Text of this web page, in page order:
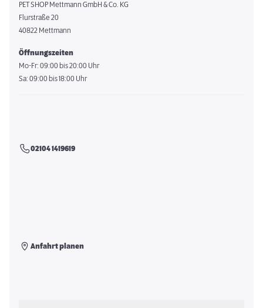
PET SHOP Mettmann GmbH & Co. KG
Flurstraße 20
40822 Mettmann
Öffnungszeiten
Mo-Fr: 09:00 bis 20:00 Uhr
Sa: 09:00 bis 18:00 Uhr
02104 1419619
Anfahrt planen